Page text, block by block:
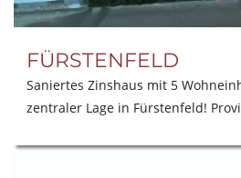
FÜRSTENFELD
Saniertes Zinshaus mit 5
zentraler Lage in Fürstenfeld!